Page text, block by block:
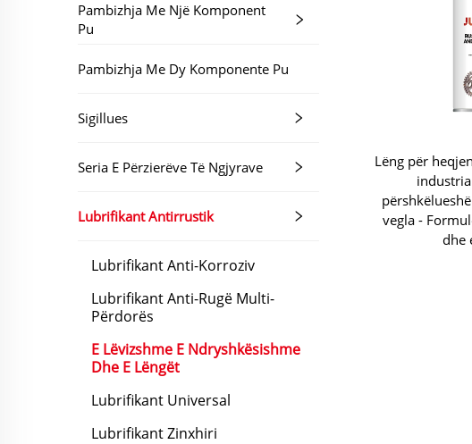
Pambizhja Me Një Komponent
Pu
Pambizhja Me Dy Komponente Pu
Sigillues
Seria E Përzierëve Të Ngjyrave
Lubrifikant Antirrustik
Lubrifikant Anti-Korroziv
Lubrifikant Anti-Rugë Multi-
Përdorës
E Lëvizshme E Ndryshkësishme
Dhe E Lëngët
Lubrifikant Universal
Lubrifikant Zinxhiri
Lëng për
vegla -
dhe